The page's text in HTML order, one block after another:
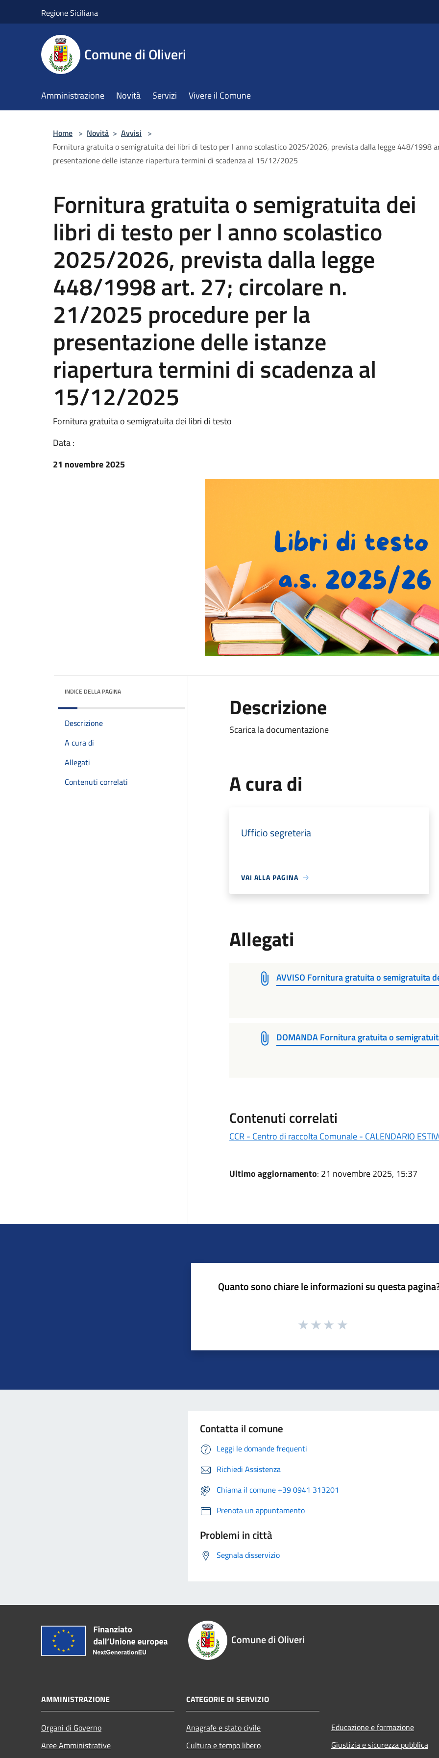
Regione Siciliana
Comune di Oliveri
Amministrazione Novità Servizi Vivere il Comune
Home > Novità > Avvisi >
Fornitura gratuita o semigratuita dei libri di testo per l anno scolastico 2025/2026, prevista dalla legge 448/1998
presentazione delle istanze riapertura termini di scadenza al 15/12/2025
Fornitura gratuita o semigratuita dei
libri di testo per l anno scolastico
2025/2026, prevista dalla legge
448/1998 art. 27; circolare n.
21/2025 procedure per la
presentazione delle istanze
riapertura termini di scadenza al
15/12/2025
Fornitura gratuita o semigratuita dei libri di testo
Data :
21 novembre 2025
INDICE DELLA PAGINA
Descrizione
A cura di
Allegati
Contenuti correlati
Descrizione
Scarica la documentazione
A cura di
Ufficio segreteria
VAI ALLA PAGINA
Allegati
AVVISO Fornitura gratuita o semigratuita
DOMANDA Fornitura gratuita o
Contenuti correlati
CCR - Centro di raccolta Comunale - CALENDARIO
Ultimo aggiornamento: 21 novembre 2025, 15:37
Quanto sono chiare le informazioni su questa
Contatta il comune
Leggi le domande frequenti
Richiedi Assistenza
Chiama il comune +39 0941 313201
Prenota un appuntamento
Problemi in città
Segnala disservizio
Comune di Oliveri
AMMINISTRAZIONE
Organi di Governo
Aree Amministrative
CATEGORIE DI SERVIZIO
Anagrafe e stato civile
Cultura e tempo libero
Educazione e formazione
Giustizia e sicurezza pubblica